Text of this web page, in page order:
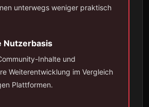
unterwegs weniger praktisch
Nutzerbasis
Inhalte und
Weiterentwicklung im Vergleich
Plattformen.